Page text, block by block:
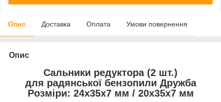
Опис Доставка Оплата Умови повернення
Опис
Сальники редуктора (2 шт.)
для радянської бензопили Дружба
Розміри: 24х35х7 мм / 20х35х7 мм